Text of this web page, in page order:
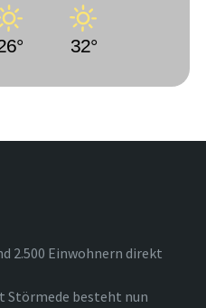
32°
2.500 Einwohnern direkt
Störmede besteht nun